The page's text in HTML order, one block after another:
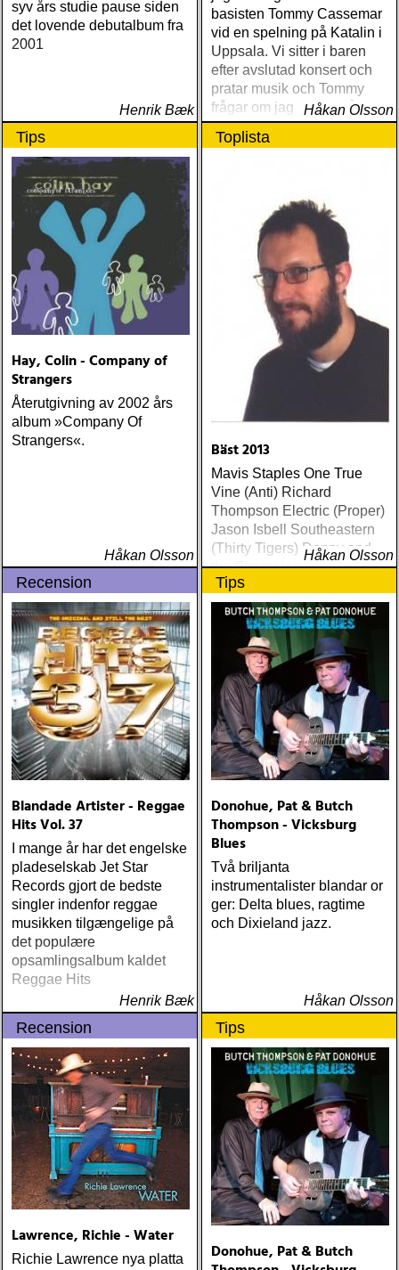
syv års studie pause siden
det lovende debutalbum fra
2001
Henrik Bæk
basisten Tommy Cassemar
vid en spelning på Katalin i
Uppsala. Vi sitter i baren
efter avslutad konsert och
pratar musik och Tommy
frågar om jag spelar något
instrument
Håkan Olsson
Tips
Hay, Colin - Company of
Strangers
Återutgivning av 2002 års
album »Company Of
Strangers«.
Håkan Olsson
Toplista
Bäst 2013
Mavis Staples One True
Vine (Anti) Richard
Thompson Electric (Proper)
Jason Isbell Southeastern
(Thirty Tigers) Danny and
the Champions of the World
Stay True (Loose) Slow Fox
Just Like the Birds (Rootsy)
Steve Earle The Low
Highway (New West) Bob
Dylan Another Self Portrait
(Columbia) Halden Electric
Women (Rootsy) Rokia
Traoré Beautiful Africa
(Nonesuch) Sam Baker Say
Grace (Sam Baker Music)
Guy Clark My Favorite
Richard Lindgren Driftwood
(Rootsy) Chip Taylor Block
Out The Sirens Of This
Lonely World (Trainwreck)
Nick Cave & The Bad
Seeds Push The Sky Away
(Bad Seed) Andi Almqvist
Unheard Studio Sessions &
Demos 1971-1972
(Omnivore) Naturligtvis
borde alla årets Rootsy-
plattor vara med på listan,
men jag har istället valt att
bara lista de plattor jag
lyssnat på väsentligt mycket
mer än vad tjänsten kräver
Håkan Olsson
Recension
Blandade Artister - Reggae
Hits Vol. 37
I mange år har det engelske
pladeselskab Jet Star
Records gjort de bedste
singler indenfor reggae
musikken tilgængelige på
det populære
opsamlingsalbum kaldet
Reggae Hits
Henrik Bæk
Tips
Donohue, Pat & Butch
Thompson - Vicksburg
Blues
Två briljanta
instrumentalister blandar or
ger: Delta blues, ragtime
och Dixieland jazz.
Håkan Olsson
Recension
Lawrence, Richie - Water
Richie Lawrence nya platta
Tips
Donohue, Pat & Butch